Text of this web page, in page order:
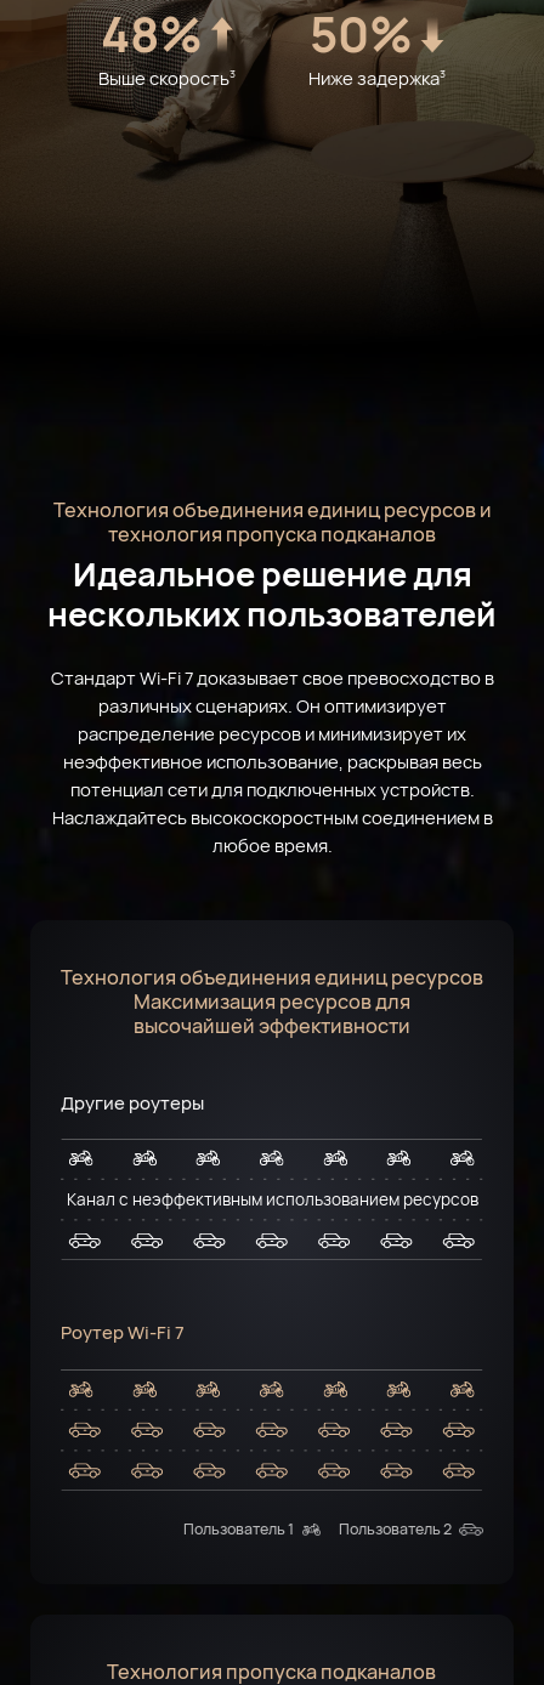
48%
Выше скорость3
50%
Ниже задержка3
Технология объединения единиц ресурсов и
технология пропуска подканалов
Идеальное решение для
нескольких пользователей
Стандарт Wi-Fi 7 доказывает свое превосходство в
различных сценариях. Он оптимизирует
распределение ресурсов и минимизирует их
неэффективное использование, раскрывая весь
потенциал сети для подключенных устройств.
Наслаждайтесь высокоскоростным соединением в
любое время.
Технология объединения единиц ресурсов
Максимизация ресурсов для
высочайшей эффективности
Другие роутеры
Канал с неэффективным использованием ресурсов
Роутер Wi-Fi 7
Пользователь 1 Пользователь 2
Технология пропуска подканалов